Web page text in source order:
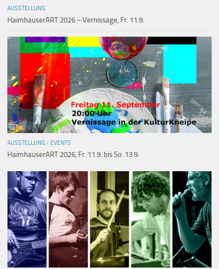
AUSSTELLUNG
HaimhauserART 2026 – Vernissage, Fr. 11.9.
AUSSTELLUNG / EVENTS
HaimhauserART 2026, Fr. 11.9. bis So. 13.9.